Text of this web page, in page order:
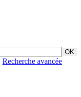
Recherche avancée